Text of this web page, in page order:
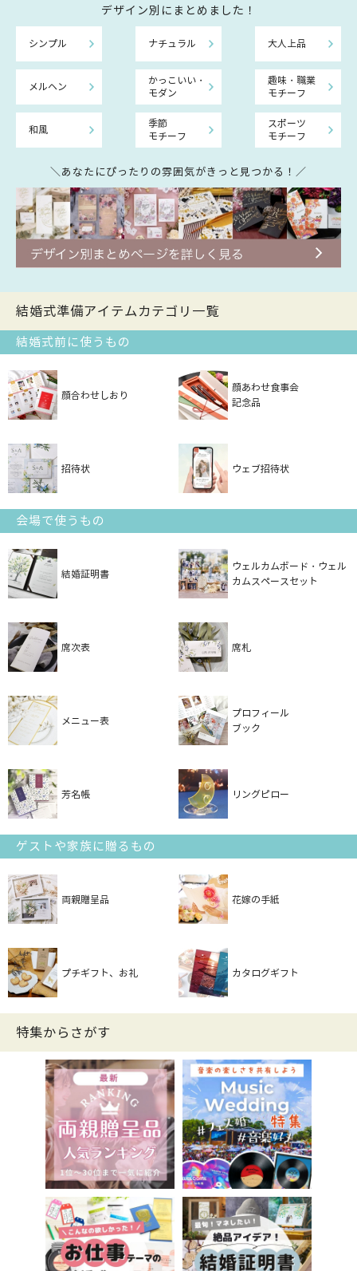
デザイン別にまとめました！
シンプル ナチュラル 大人上品
メルヘン
かっこいい・
モダン
趣味・職業
モチーフ
和風
季節
モチーフ
スポーツ
モチーフ
＼あなたにぴったりの雰囲気がきっと見つかる！／
結婚式準備アイテムカテゴリ一覧
結婚式前に使うもの
顔合わせしおり
顔あわせ食事会
記念品
招待状 ウェブ招待状
会場で使うもの
結婚証明書
ウェルカムボード・ウェル
カムスペースセット
席次表 席札
メニュー表
プロフィール
ブック
芳名帳 リングピロー
ゲストや家族に贈るもの
両親贈呈品 花嫁の手紙
プチギフト、お礼 カタログギフト
特集からさがす